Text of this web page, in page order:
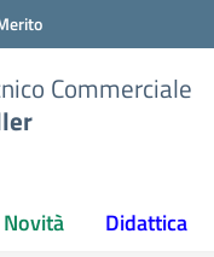
Commerciale
Novità Didattica